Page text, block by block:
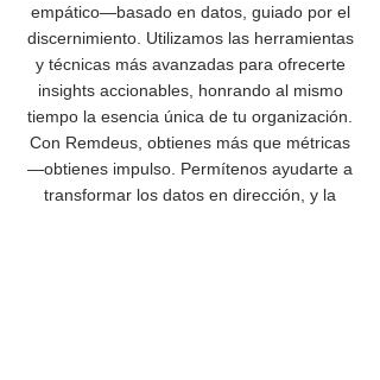
empático—basado en datos, guiado por el
discernimiento. Utilizamos las herramientas
y técnicas más avanzadas para ofrecerte
insights accionables, honrando al mismo
tiempo la esencia única de tu organización.
Con Remdeus, obtienes más que métricas
—obtienes impulso. Permítenos ayudarte a
transformar los datos en dirección, y la